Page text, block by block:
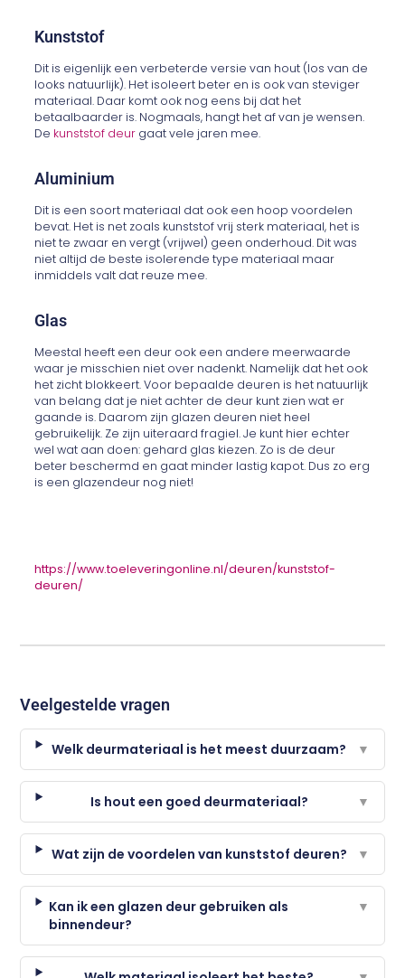
Kunststof
Dit is eigenlijk een verbeterde versie van hout (los van de
looks natuurlijk). Het isoleert beter en is ook van steviger
materiaal. Daar komt ook nog eens bij dat het
betaalbaarder is. Nogmaals, hangt het af van je wensen.
De kunststof deur gaat vele jaren mee.
Aluminium
Dit is een soort materiaal dat ook een hoop voordelen
bevat. Het is net zoals kunststof vrij sterk materiaal, het is
niet te zwaar en vergt (vrijwel) geen onderhoud. Dit was
niet altijd de beste isolerende type materiaal maar
inmiddels valt dat reuze mee.
Glas
Meestal heeft een deur ook een andere meerwaarde
waar je misschien niet over nadenkt. Namelijk dat het ook
het zicht blokkeert. Voor bepaalde deuren is het natuurlijk
van belang dat je niet achter de deur kunt zien wat er
gaande is. Daarom zijn glazen deuren niet heel
gebruikelijk. Ze zijn uiteraard fragiel. Je kunt hier echter
wel wat aan doen: gehard glas kiezen. Zo is de deur
beter beschermd en gaat minder lastig kapot. Dus zo erg
is een glazendeur nog niet!
https://www.toeleveringonline.nl/deuren/kunststof-
deuren/
Veelgestelde vragen
Welk deurmateriaal is het meest duurzaam? ▼
Is hout een goed deurmateriaal? ▼
Wat zijn de voordelen van kunststof deuren? ▼
Kan ik een glazen deur gebruiken als
binnendeur?
▼